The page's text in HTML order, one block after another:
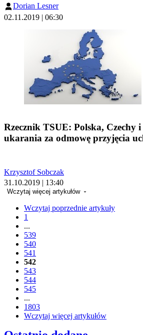
Dorian Lesner
02.11.2019 | 06:30
Rzecznik TSUE: Polska, Czechy
ukarania za odmowę przyjęcia
Krzysztof Sobczak
31.10.2019 | 13:40
Wczytaj więcej artykułów
Wczytaj poprzednie artykuły
1
...
539
540
541
542
543
544
545
...
1803
Wczytaj więcej artykułów